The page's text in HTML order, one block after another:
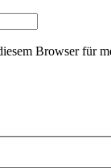
Browser für